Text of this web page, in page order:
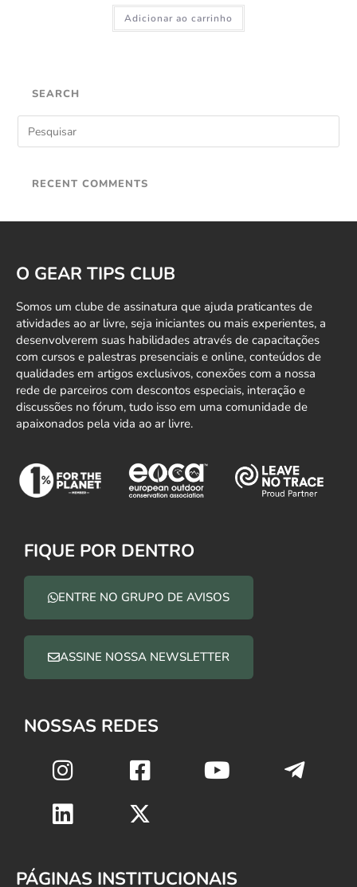
Adicionar ao carrinho
SEARCH
RECENT COMMENTS
O GEAR TIPS CLUB
Somos um clube de assinatura que ajuda praticantes de
atividades ao ar livre, seja iniciantes ou mais experientes, a
desenvolverem suas habilidades através de capacitações
com cursos e palestras presenciais e online, conteúdos de
qualidades em artigos exclusivos, conexões com a nossa
rede de parceiros com descontos especiais, interação e
discussões no fórum, tudo isso em uma comunidade de
apaixonados pela vida ao ar livre.
FIQUE POR DENTRO
ENTRE NO GRUPO DE AVISOS
ASSINE NOSSA NEWSLETTER
NOSSAS REDES
PÁGINAS INSTITUCIONAIS